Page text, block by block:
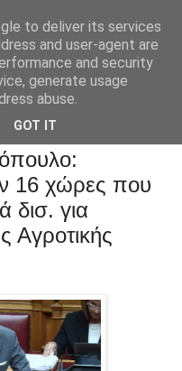
16 χώρες που
δισ. για
Αγροτικής
to deliver its services
and user-agent are
and security
generate usage
abuse.
GOT IT